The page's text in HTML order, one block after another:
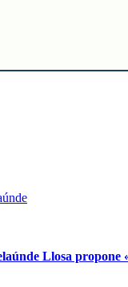
Llosa propone